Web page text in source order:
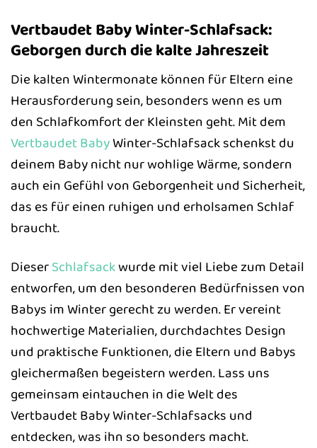
Vertbaudet Baby Winter-Schlafsack:
Geborgen durch die kalte Jahreszeit
Die kalten Wintermonate können für Eltern eine
Herausforderung sein, besonders wenn es um
den Schlafkomfort der Kleinsten geht. Mit dem
VertbaudetBabyWinter-Schlafsack schenkst du
deinem Baby nicht nur wohlige Wärme, sondern
auch ein Gefühl von Geborgenheit und Sicherheit,
das es für einen ruhigen und erholsamen Schlaf
braucht.
DieserSchlafsackwurde mit viel Liebe zum Detail
entworfen, um den besonderen Bedürfnissen von
Babys im Winter gerecht zu werden. Er vereint
hochwertige Materialien, durchdachtes Design
und praktische Funktionen, die Eltern und Babys
gleichermaßen begeistern werden. Lass uns
gemeinsam eintauchen in die Welt des
Vertbaudet Baby Winter-Schlafsacks und
entdecken, was ihn so besonders macht.